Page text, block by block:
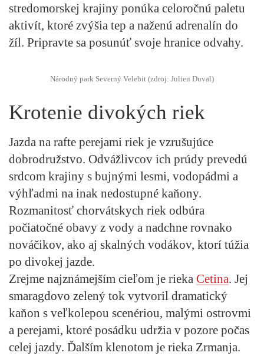
stredomorskej krajiny ponúka celoročnú paletu
aktivít, ktoré zvýšia tep a naženú adrenalín do
žíl. Pripravte sa posunúť svoje hranice odvahy.
Národný park Severný Velebit (zdroj: Julien Duval)
Krotenie divokých riek
Jazda na rafte perejami riek je vzrušujúce
dobrodružstvo. Odvážlivcov ich prúdy prevedú
srdcom krajiny s bujnými lesmi, vodopádmi a
výhľadmi na inak nedostupné kaňony.
Rozmanitosť chorvátskych riek odbúra
počiatočné obavy z vody a nadchne rovnako
nováčikov, ako aj skalných vodákov, ktorí túžia
po divokej jazde.
Zrejme najznámejším cieľom je rieka Cetina. Jej
smaragdovo zelený tok vytvoril dramatický
kaňon s veľkolepou scenériou, malými ostrovmi
a perejami, ktoré posádku udržia v pozore počas
celej jazdy. Ďalším klenotom je rieka Zrmanja.